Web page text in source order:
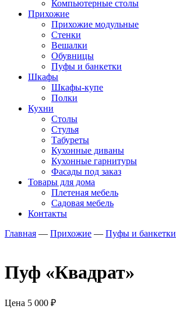
Компьютерные столы
Прихожие
Прихожие модульные
Стенки
Вешалки
Обувницы
Пуфы и банкетки
Шкафы
Шкафы-купе
Полки
Кухни
Столы
Стулья
Табуреты
Кухонные диваны
Кухонные гарнитуры
Фасады под заказ
Товары для дома
Плетеная мебель
Садовая мебель
Контакты
Главная — Прихожие — Пуфы и банкетки
Пуф «Квадрат»
Цена 5 000 ₽